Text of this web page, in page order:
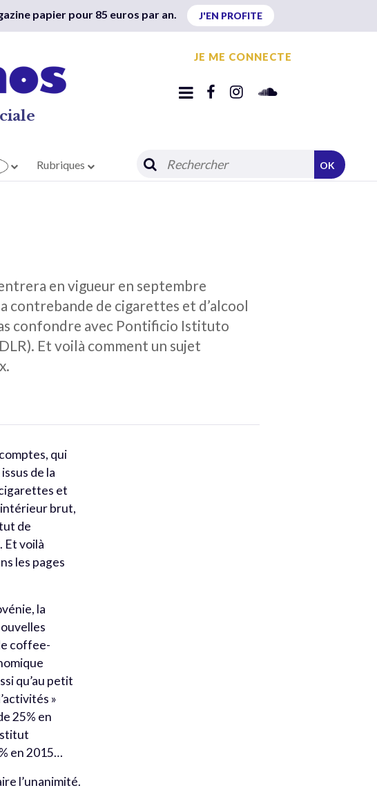
papier pour 85 euros par an. J'EN PROFITE
JE ME CONNECTE
Rubriques OK
en vigueur en septembre
contrebande de cigarettes et d’alcool
confondre avec Pontificio Istituto
Et voilà comment un sujet
qui
de la
et
intérieur brut,
de
Et voilà
les pages
la
coffee-
qu’au petit
»
25% en
en 2015…
l’unanimité.